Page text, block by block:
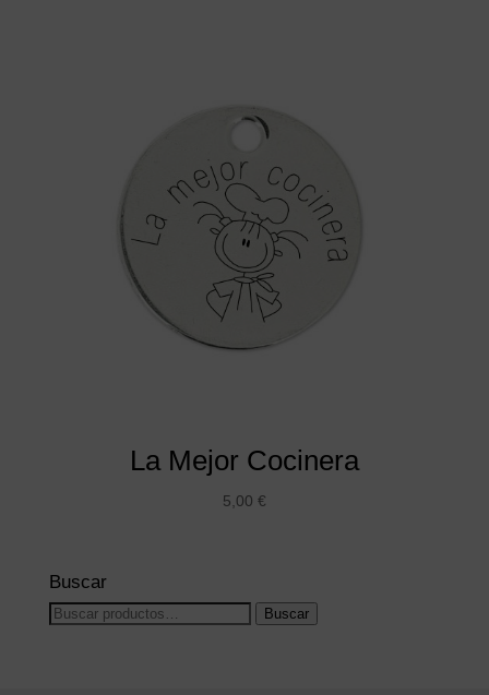
La Mejor Cocinera
5,00 €
Buscar
Buscar
Buscar